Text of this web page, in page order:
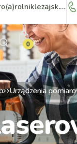
biuro(a)rolniklezajsk.pl
0
Urządzenia